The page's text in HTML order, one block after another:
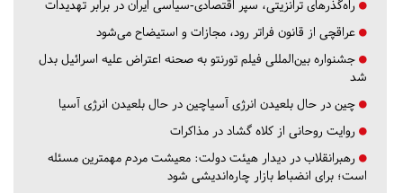
راه‌گذرهای ترانزیتی، سپر اقتصادی-سیاسی ایران در برابر تهدیدات
عراقچی از قانون فراتر رود، مجازات و استیضاح می‌شود
جشنواره بین‌المللی فیلم تورنتو به صحنه اعتراض علیه اسرائیل بدل
شد
چین در حال بلعیدن انرژی آسیاچین در حال بلعیدن انرژی آسیا
روایت روحانی از کلاه گشاد در مذاکرات
رهبرانقلاب در دیدار هیئت دولت: معیشت مردم مهمترین مسئله
است؛ برای انضباط بازار چاره‌اندیشی شود